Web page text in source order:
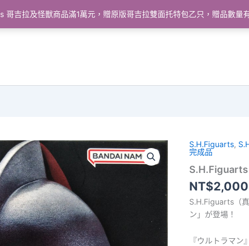
哥吉拉及怪獸商品滿1萬元，贈原版哥吉拉雙面托特包乙只，贈品數量
S.H.Figuarts,
完成品
NT$2,000
S.H.Figuarts（
ン」が登場！
『ウルトラマ